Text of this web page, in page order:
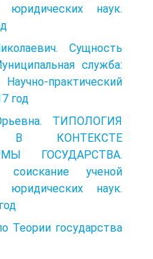
юридических наук.
Сущность
служба:
практический
год
ТИПОЛОГИЯ
В КОНТЕКСТЕ
ГОСУДАРСТВА.
ученой
юридических наук.
Теории государства